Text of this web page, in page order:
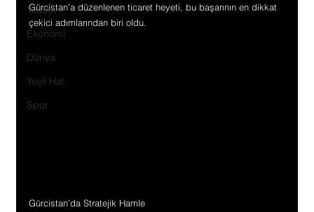
Yaşam
Ekonomi
Dünya
Yeşil Hat
Spor
Gürcistan’a düzenlenen ticaret heyeti, bu başarının en dikkat
çekici adımlarından biri oldu.
Gürcistan’da Stratejik Hamle